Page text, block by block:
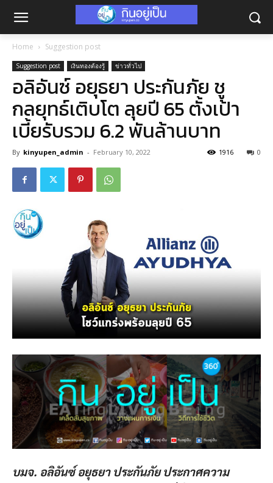
Home Suggestion post
Suggestion post เงินทองต้องรู้ ข่าวทั่วไป
อลิอันซ์ อยุธยา ประกันภัย ชู
กลยุทธ์เติบโต ลุยปี 65 ตั้งเป้า
เบี้ยรับรวม 6.2 พันล้านบาท
By kinyupen_admin - February 10, 2022 0
1916
บมจ. อลิอันซ์ อยุธยา ประกันภัย ประกาศความ